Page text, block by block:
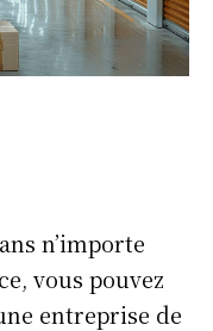
n’importe
vous pouvez
entreprise de